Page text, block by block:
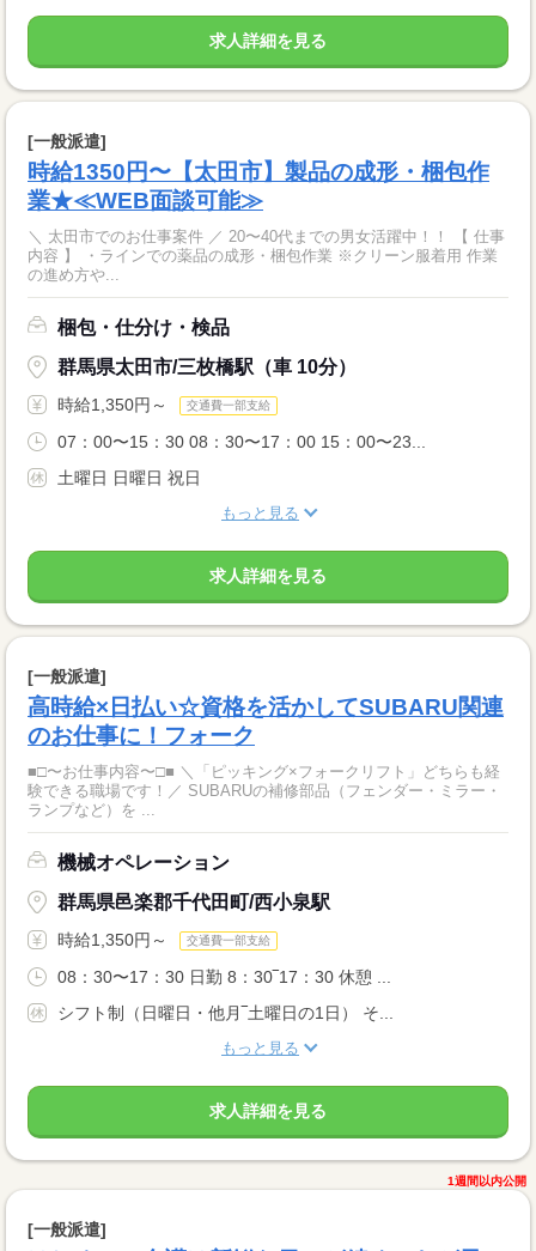
求人詳細を見る
[一般派遣]
時給1350円〜【太田市】製品の成形・梱包作
業★≪WEB面談可能≫
＼ 太田市でのお仕事案件 ／ 20〜40代までの男女活躍中！！ 【 仕事
内容 】 ・ラインでの薬品の成形・梱包作業 ※クリーン服着用 作業
の進め方や...
梱包・仕分け・検品
群馬県太田市/三枚橋駅（車 10分）
時給1,350円～ 交通費一部支給
07：00〜15：30 08：30〜17：00 15：00〜23...
土曜日 日曜日 祝日
もっと見る
求人詳細を見る
[一般派遣]
高時給×日払い☆資格を活かしてSUBARU関連
のお仕事に！フォーク
■□〜お仕事内容〜□■ ＼「ピッキング×フォークリフト」どちらも経
験できる職場です！／ SUBARUの補修部品（フェンダー・ミラー・
ランプなど）を ...
機械オペレーション
群馬県邑楽郡千代田町/西小泉駅
時給1,350円～ 交通費一部支給
08：30〜17：30 日勤 8：30‾17：30 休憩 ...
シフト制（日曜日・他月‾土曜日の1日） そ...
もっと見る
求人詳細を見る
1週間以内公開
[一般派遣]